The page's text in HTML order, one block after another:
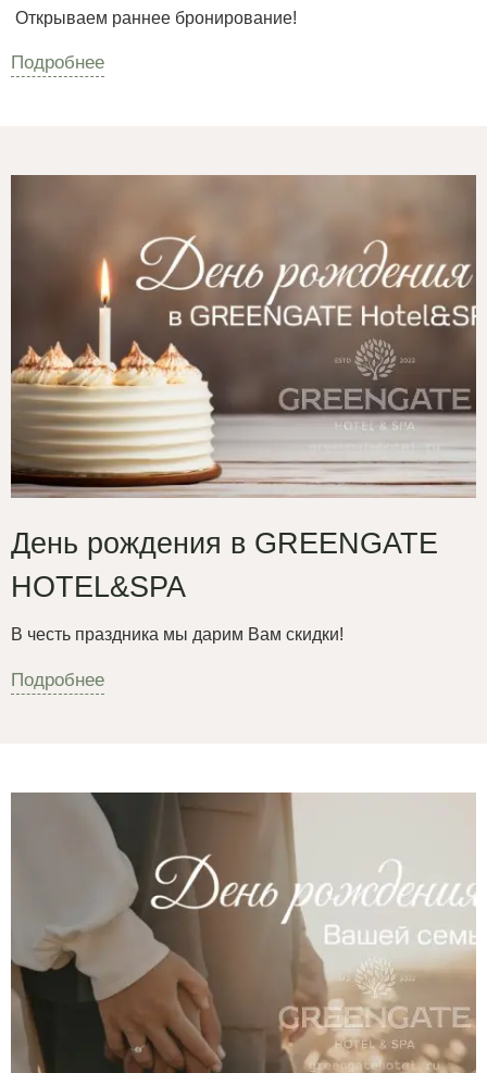
Открываем раннее бронирование!
Подробнее
День рождения в GREENGATE
HOTEL&SPA
В честь праздника мы дарим Вам скидки!
Подробнее